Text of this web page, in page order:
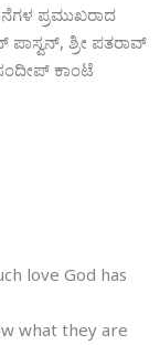
ಪ್ರಮುಖರಾದ
ಶ್ರೀ ಪತರಾವ್
ಕಾಂಟೆ
love God has
what they are